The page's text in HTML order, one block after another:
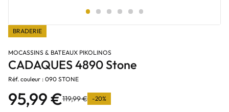
BRADERIE
MOCASSINS & BATEAUX PIKOLINOS
CADAQUES 4890 Stone
Réf. couleur : 090 STONE
95,99 €119,99 € -20%